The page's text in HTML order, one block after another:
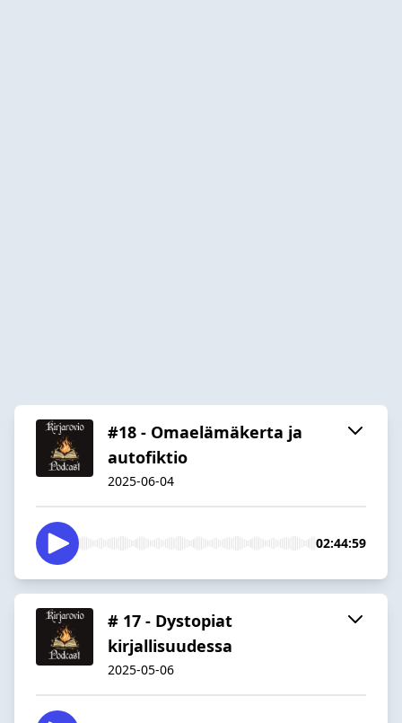
#18 - Omaelämäkerta ja
autofiktio
2025-06-04
02:44:59
# 17 - Dystopiat
kirjallisuudessa
2025-05-06